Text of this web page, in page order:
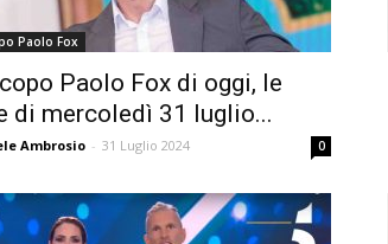
Paolo Fox
Paolo Fox di oggi, le
di mercoledì 31 luglio...
Ambrosio - 31 Luglio 2024 0